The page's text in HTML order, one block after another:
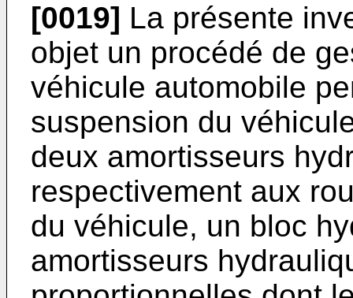
[0019] La présente
objet un procédé de
véhicule automobile
suspension du
deux amortisseurs
respectivement aux
du véhicule, un bloc
amortisseurs